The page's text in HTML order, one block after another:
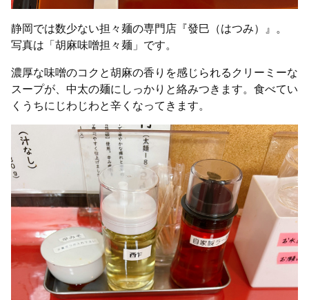
静岡では数少ない担々麺の専門店『發巳（はつみ）』。
写真は「胡麻味噌担々麺」です。
濃厚な味噌のコクと胡麻の香りを感じられるクリーミーな
スープが、中太の麺にしっかりと絡みつきます。食べてい
くうちにじわじわと辛くなってきます。